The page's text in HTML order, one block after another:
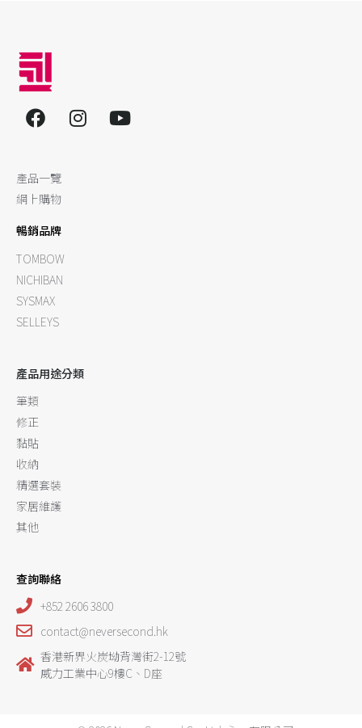
產品一覽
網上購物
暢銷品牌
TOMBOW
NICHIBAN
SYSMAX
SELLEYS
產品用途分類
筆類
修正
黏貼
收納
精選套裝
家居維護
其他
查詢聯絡
+852 2606 3800
contact@neversecond.hk
香港新界火炭坳背灣街2-12號
威力工業中心9樓C、D座